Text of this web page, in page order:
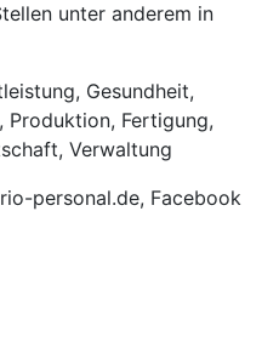
unter anderem in
Gesundheit,
Produktion, Fertigung,
Verwaltung
personal.de, Facebook